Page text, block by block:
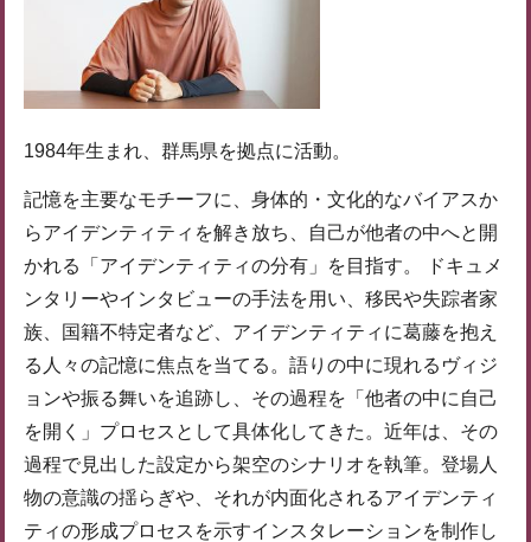
1984年生まれ、群馬県を拠点に活動。
記憶を主要なモチーフに、身体的・文化的なバイアスか
らアイデンティティを解き放ち、自己が他者の中へと開
かれる「アイデンティティの分有」を目指す。 ドキュメ
ンタリーやインタビューの手法を用い、移民や失踪者家
族、国籍不特定者など、アイデンティティに葛藤を抱え
る人々の記憶に焦点を当てる。語りの中に現れるヴィジ
ョンや振る舞いを追跡し、その過程を「他者の中に自己
を開く」プロセスとして具体化してきた。近年は、その
過程で見出した設定から架空のシナリオを執筆。登場人
物の意識の揺らぎや、それが内面化されるアイデンティ
ティの形成プロセスを示すインスタレーションを制作し